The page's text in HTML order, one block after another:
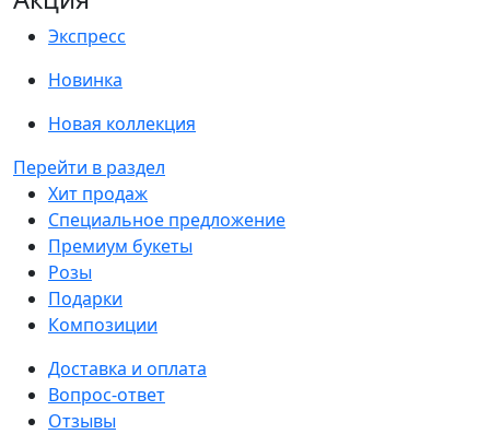
Экспресс
Новинка
Новая коллекция
Перейти в раздел
Хит продаж
Специальное предложение
Премиум букеты
Розы
Подарки
Композиции
Доставка и оплата
Вопрос-ответ
Отзывы